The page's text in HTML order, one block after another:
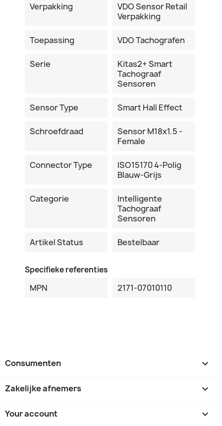
Verpakking
VDO Sensor Retail
Verpakking
Toepassing VDO Tachografen
Serie
Kitas2+ Smart
Tachograaf
Sensoren
Sensor Type Smart Hall Effect
Schroefdraad
Sensor M18x1.5 -
Female
Connector Type
ISO15170 4-Polig
Blauw-Grijs
Categorie
Intelligente
Tachograaf
Sensoren
Artikel Status Bestelbaar
Specifieke referenties
MPN 2171-07010110
Consumenten 
Zakelijke afnemers 
Your account 